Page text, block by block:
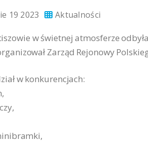
19 2023 Aktualności
w świetnej atmosferze
Zarząd Rejonowy
w konkurencjach: